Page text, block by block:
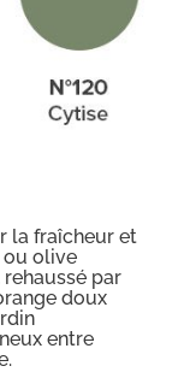
la fraîcheur et
ou olive
par
doux
entre